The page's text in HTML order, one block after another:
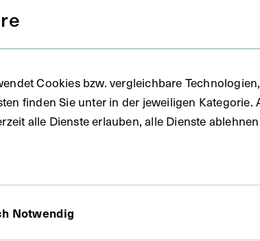
1929
Cookies bzw. vergleichbare
finden Sie unter in der jeweiligen
alle Dienste erlauben, alle Dienste
Notwendig